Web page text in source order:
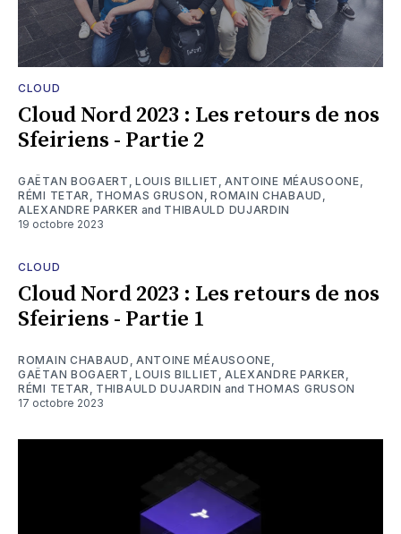
CLOUD
Cloud Nord 2023 : Les retours de nos
Sfeiriens - Partie 2
GAËTAN BOGAERT LOUIS BILLIET ANTOINE MÉAUSOONE
RÉMI TETAR
THOMAS GRUSON ,ROMAIN CHABAUD
ALEXANDRE PARKER and THIBAULD DUJARDIN
19 octobre 2023
CLOUD
Cloud Nord 2023 : Les retours de nos
Sfeiriens - Partie 1
ROMAIN CHABAUD ANTOINE MÉAUSOONE
GAËTAN BOGAERT LOUIS BILLIET ALEXANDRE PARKER
RÉMI TETAR
THIBAULD DUJARDIN and THOMAS GRUSON
17 octobre 2023